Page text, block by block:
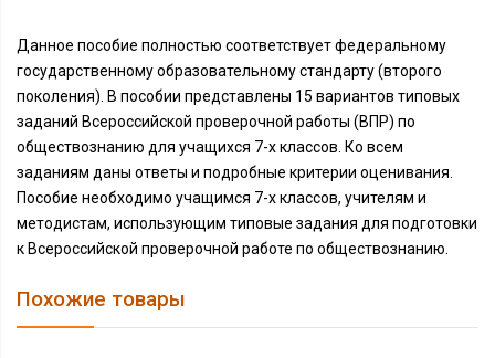
Данное пособие полностью соответствует федеральному
государственному образовательному стандарту (второго
поколения). В пособии представлены 15 вариантов типовых
заданий Всероссийской проверочной работы (ВПР) по
обществознанию для учащихся 7-х классов. Ко всем
заданиям даны ответы и подробные критерии оценивания.
Пособие необходимо учащимся 7-х классов, учителям и
методистам, использующим типовые задания для подготовки
к Всероссийской проверочной работе по обществознанию.
Похожие товары